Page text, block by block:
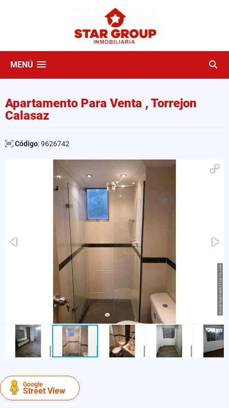
MENÚ
Apartamento Para Venta , Torrejon
Calasaz
Código: 9626742
Google
Street View